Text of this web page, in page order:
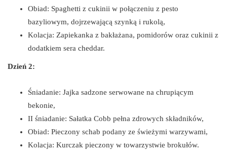
Obiad: Spaghetti z cukinii w połączeniu z pesto
bazyliowym, dojrzewającą szynką i rukolą,
Kolacja: Zapiekanka z bakłażana, pomidorów oraz cukinii z
dodatkiem sera cheddar.
Dzień 2:
Śniadanie: Jajka sadzone serwowane na chrupiącym
bekonie,
II śniadanie: Sałatka Cobb pełna zdrowych składników,
Obiad: Pieczony schab podany ze świeżymi warzywami,
Kolacja: Kurczak pieczony w towarzystwie brokułów.